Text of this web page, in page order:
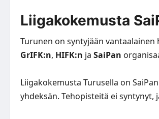
Liigakokemusta
Turunen on syntyjään
GrIFK:n, HIFK:n ja SaiPan
Liigakokemusta Turusella on
yhdeksän. Tehopisteitä ei